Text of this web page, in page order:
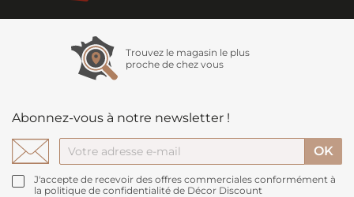
Trouvez le magasin le plus
proche de chez vous
Abonnez-vous à notre newsletter !
J'accepte de recevoir des offres commerciales conformément à
la politique de confidentialité de Décor Discount